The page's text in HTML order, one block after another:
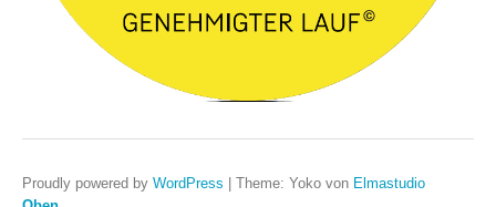
Proudly powered by WordPress Theme: Yoko von Elmastudio